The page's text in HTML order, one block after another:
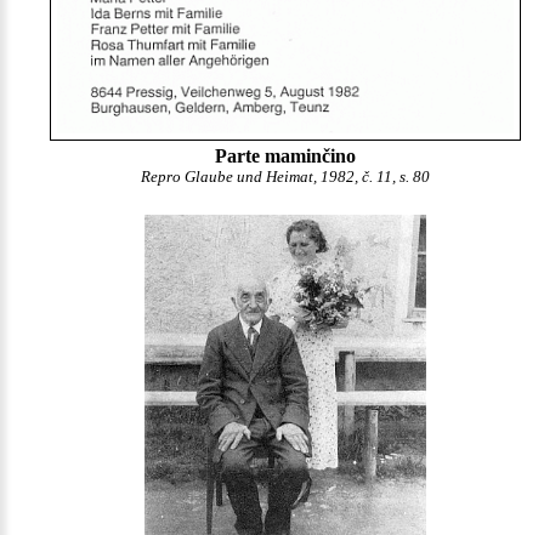
Parte maminčino
Repro Glaube und Heimat, 1982, č. 11, s. 80